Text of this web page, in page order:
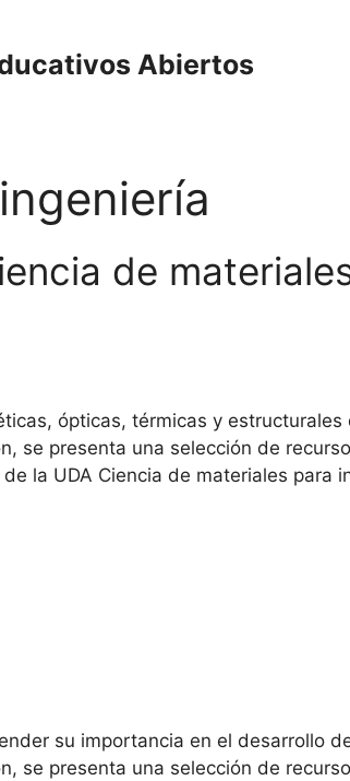
Abiertos
de
ópticas, térmicas y estructurales
se presenta una selección de
la UDA Ciencia de materiales para
su importancia en el desarrollo
se presenta una selección de